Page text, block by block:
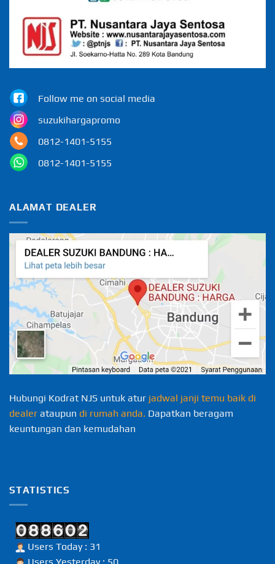
Follow me on social media
suzukihargapromo
0812-1401-5155
0812-1401-5155
ALAMAT DEALER
Hubungi Kodrat NJS untuk atur jadwal janji temu baik di
dealer ataupun di rumah anda. Dapatkan beragam
keuntungan dan kemudahan
STATISTICS
Users Today : 31